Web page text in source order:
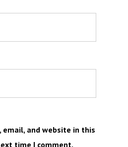
email, and website in this
time I comment.